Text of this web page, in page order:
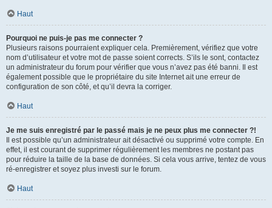
Haut
Pourquoi ne puis-je pas me connecter ?
Plusieurs raisons pourraient expliquer cela. Premièrement, vérifiez que votre
nom d’utilisateur et votre mot de passe soient corrects. S’ils le sont, contactez
un administrateur du forum pour vérifier que vous n’avez pas été banni. Il est
également possible que le propriétaire du site Internet ait une erreur de
configuration de son côté, et qu’il devra la corriger.
Haut
Je me suis enregistré par le passé mais je ne peux plus me connecter ?!
Il est possible qu’un administrateur ait désactivé ou supprimé votre compte. En
effet, il est courant de supprimer régulièrement les membres ne postant pas
pour réduire la taille de la base de données. Si cela vous arrive, tentez de vous
ré-enregistrer et soyez plus investi sur le forum.
Haut